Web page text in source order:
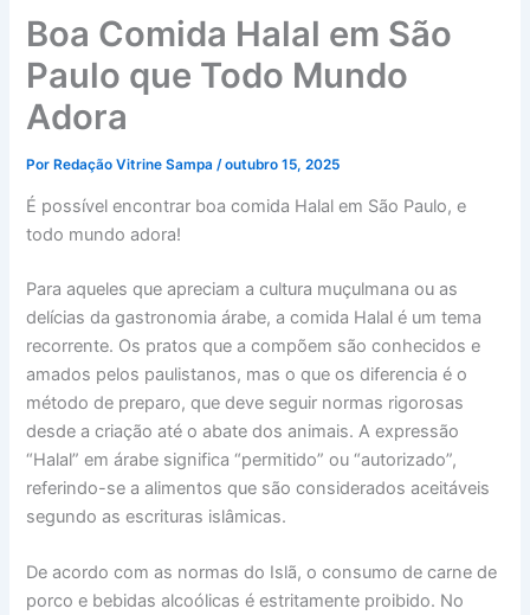
Boa Comida Halal em São
Paulo que Todo Mundo
Adora
PorRedação Vitrine Sampa /outubro 15, 2025
É possível encontrar boa comida Halal em São Paulo, e
todo mundo adora!
Para aqueles que apreciam a cultura muçulmana ou as
delícias da gastronomia árabe, a comida Halal é um tema
recorrente. Os pratos que a compõem são conhecidos e
amados pelos paulistanos, mas o que os diferencia é o
método de preparo, que deve seguir normas rigorosas
desde a criação até o abate dos animais. A expressão
“Halal” em árabe significa “permitido” ou “autorizado”,
referindo-se a alimentos que são considerados aceitáveis
segundo as escrituras islâmicas.
De acordo com as normas do Islã, o consumo de carne de
porco e bebidas alcoólicas é estritamente proibido. No